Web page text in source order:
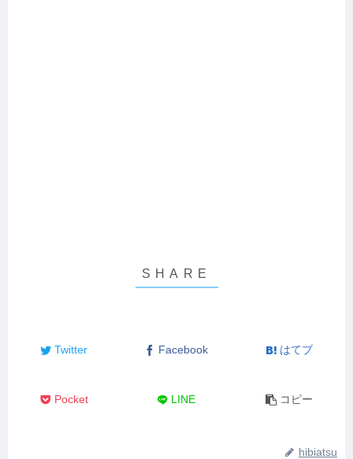
Twitter Facebook はてブ
Pocket LINE コピー
hibiatsu